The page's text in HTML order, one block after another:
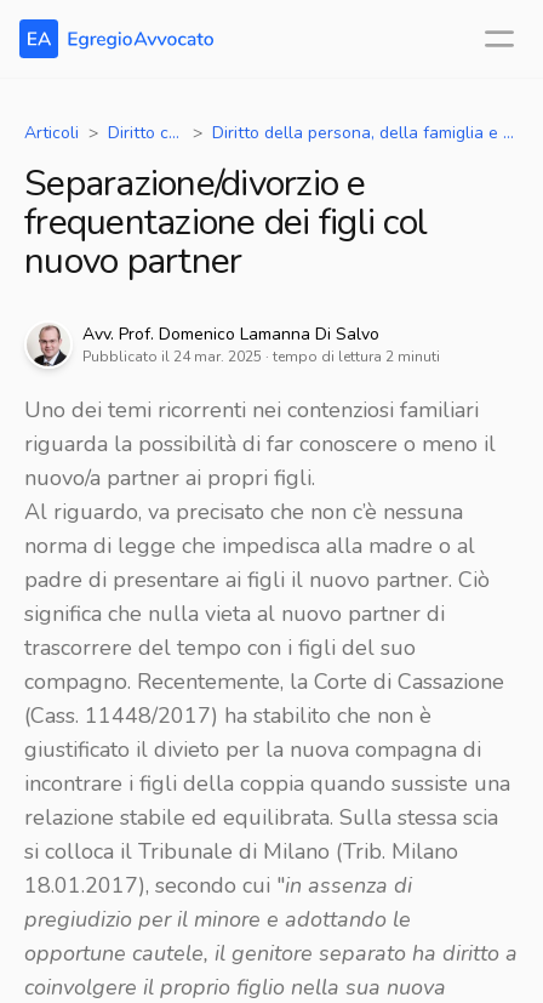
Articoli Diritto civile Diritto della persona, della famiglia e dei minori - separazioni, divorzi, unioni civili, adozioni
Separazione/divorzio e
frequentazione dei figli col
nuovo partner
Avv. Prof. Domenico Lamanna Di Salvo
Pubblicato il 24 mar. 2025 · tempo di lettura 2 minuti
Uno dei temi ricorrenti nei contenziosi familiari
riguarda la possibilità di far conoscere o meno il
nuovo/a partner ai propri figli.
Al riguardo, va precisato che non c’è nessuna
norma di legge che impedisca alla madre o al
padre di presentare ai figli il nuovo partner. Ciò
significa che nulla vieta al nuovo partner di
trascorrere del tempo con i figli del suo
compagno. Recentemente, la Corte di Cassazione
(Cass. 11448/2017) ha stabilito che non è
giustificato il divieto per la nuova compagna di
incontrare i figli della coppia quando sussiste una
relazione stabile ed equilibrata. Sulla stessa scia
si colloca il Tribunale di Milano (Trib. Milano
18.01.2017), secondo cui "in assenza di
pregiudizio per il minore e adottando le
opportune cautele, il genitore separato ha diritto a
coinvolgere il proprio figlio nella sua nuova